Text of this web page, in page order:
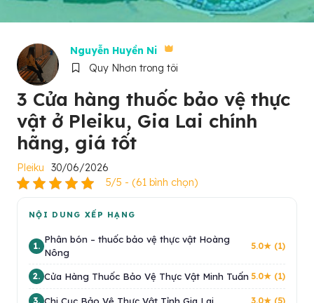
Nguyễn Huyền Ni
Quy Nhơn trong tôi
3 Cửa hàng thuốc bảo vệ thực
vật ở Pleiku, Gia Lai chính
hãng, giá tốt
Pleiku
30/06/2026
5/5 - (61 bình chọn)
NỘI DUNG XẾP HẠNG
1.
Phân bón – thuốc bảo vệ thực vật Hoàng
Nông
5.0★ (1)
2. Cửa Hàng Thuốc Bảo Vệ Thực Vật Minh Tuấn 5.0★ (1)
3. Chi Cục Bảo Vệ Thực Vật Tỉnh Gia Lai 3.0★ (5)